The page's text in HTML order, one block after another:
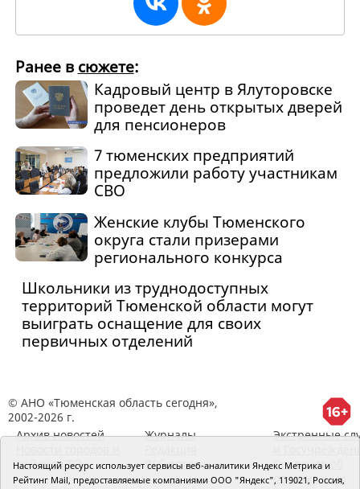
Ранее в сюжете:
Кадровый центр в Ялуторовске
проведет день открытых дверей
для пенсионеров
7 тюменских предприятий
предложили работу участникам
СВО
Женские клубы Тюменского
округа стали призерами
регионального конкурса
Школьники из труднодоступных
территорий Тюменской области могут
выиграть оснащение для своих
первичных отделений
© АНО «Тюменская область сегодня»,
2002-2026 г.
Архив новостей
районов ТО
Журналы
RSS поток
Экстренные
Сведения об
организации
Настоящий ресурс использует сервисы веб-аналитики Яндекс Метрика и
Рейтинг Mail, предоставляемые компаниями ООО "Яндекс", 119021, Россия,